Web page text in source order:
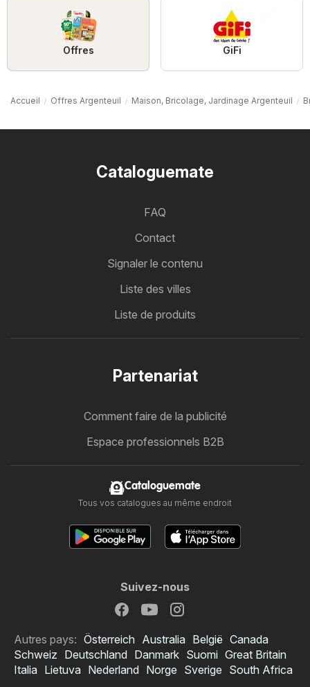
Offres GiFi
Accueil Offres Argenteuil Maison, Bricolage, Jardinage Argenteuil
Cataloguemate
FAQ
Contact
Signaler le contenu
Liste des villes
Liste de produits
Partenariat
Comment faire de la publicité
Espace professionnels B2B
Cataloguemate
Tous vos catalogues au même endroit
Suivez-nous
Autres pays: Österreich Australia België Canada
Schweiz Deutschland Danmark Suomi Great Britain
Italia Lietuva Nederland Norge Sverige South Africa